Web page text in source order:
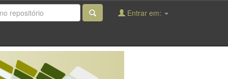
Entrar em: